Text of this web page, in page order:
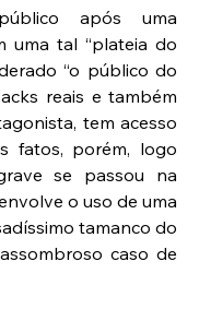
após uma
uma tal “plateia do
“o público do
reais e também
tem acesso
fatos, porém, logo
se passou na
o uso de uma
tamanco do
caso de